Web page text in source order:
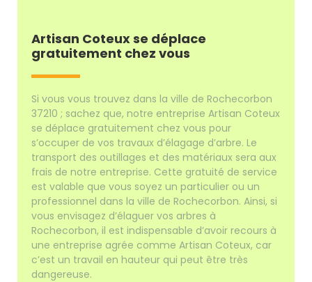
Artisan Coteux se déplace
gratuitement chez vous
Si vous vous trouvez dans la ville de Rochecorbon
37210 ; sachez que, notre entreprise Artisan Coteux
se déplace gratuitement chez vous pour
s’occuper de vos travaux d’élagage d’arbre. Le
transport des outillages et des matériaux sera aux
frais de notre entreprise. Cette gratuité de service
est valable que vous soyez un particulier ou un
professionnel dans la ville de Rochecorbon. Ainsi, si
vous envisagez d’élaguer vos arbres à
Rochecorbon, il est indispensable d’avoir recours à
une entreprise agrée comme Artisan Coteux, car
c’est un travail en hauteur qui peut être très
dangereuse.